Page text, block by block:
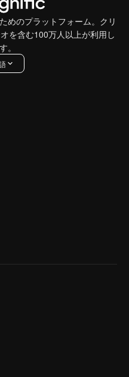
めのプラットフォーム。クリ
を含む100万人以上が利用し
。